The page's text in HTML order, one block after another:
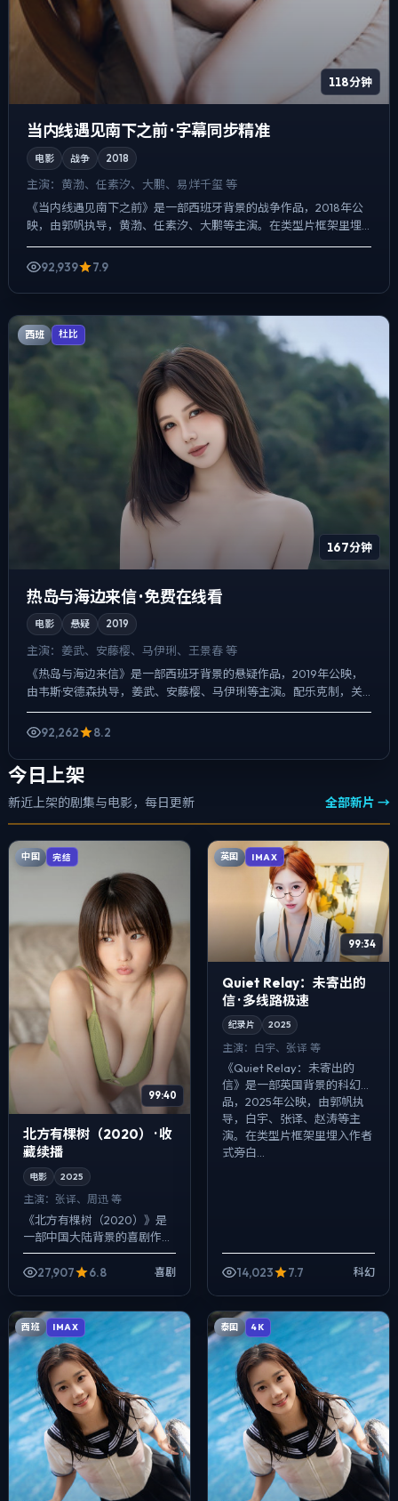
118分钟
当内线遇见南下之前 · 字幕同步精准
电影 战争 2018
主演： 黄渤、任素汐、大鹏、易烊千玺 等
《当内线遇见南下之前》是一部西班牙背景的战争作品，2018年公
映，由郭帆执导，黄渤、任素汐、大鹏等主演。在类型片框架里埋
入作者式旁白与留白，真相并非一次性抛出，而是在对话与物件...
92,939
7.9
西班 杜比
167分钟
热岛与海边来信 · 免费在线看
电影 悬疑 2019
主演： 姜武、安藤樱、马伊琍、王景春 等
《热岛与海边来信》是一部西班牙背景的悬疑作品，2019年公映，
由韦斯·安德森执导，姜武、安藤樱、马伊琍等主演。配乐克制，关
键场面反而以环境声托情绪，一场意外成为切口，牵出家庭、...
92,262
8.2
今日上架
新近上架的剧集与电影，每日更新 全部新片 →
中国 完结
99:40
北方有棵树（2020） · 收
藏续播
电影 2025
主演： 张译、周迅 等
《北方有棵树（2020）》是
一部中国大陆背景的喜剧作
品，2025年公映，由刁亦男
执导，张译、周迅、马伊琍等
27,907 6.8 喜剧
英国 IMAX
99:34
Quiet Relay：未寄出的
信 · 多线路极速
纪录片 2025
主演： 白宇、张译 等
《Quiet Relay：未寄出的
信》是一部英国背景的科幻作
品，2025年公映，由郭帆执
导，白宇、张译、赵涛等主
演。在类型片框架里埋入作者
式旁白...
14,023 7.7 科幻
西班 IMAX 泰国 4K